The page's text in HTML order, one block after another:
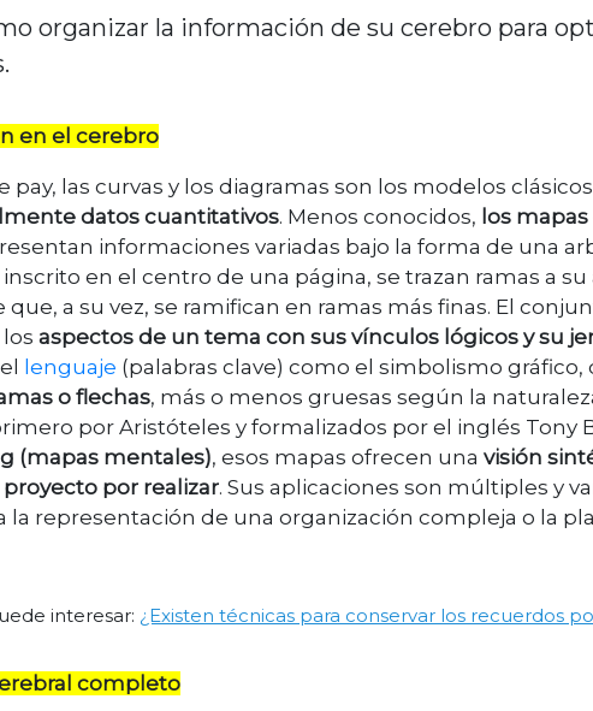
organizar la información de su cerebro para
en el cerebro
pay, las curvas y los diagramas son los modelos
datos cuantitativos. Menos conocidos, los
informaciones variadas bajo la forma de una
en el centro de una página, se trazan ramas a
que, a su vez, se ramifican en ramas más finas. El
aspectos de un tema con sus vínculos lógicos y su
lenguaje (palabras clave) como el simbolismo gráfico,
o flechas, más o menos gruesas según la
por Aristóteles y formalizados por el inglés Tony
(mapas mentales), esos mapas ofrecen una visión
por realizar. Sus aplicaciones son múltiples y
la representación de una organización compleja o la
interesar: ¿Existen técnicas para conservar los recuerdos
completo